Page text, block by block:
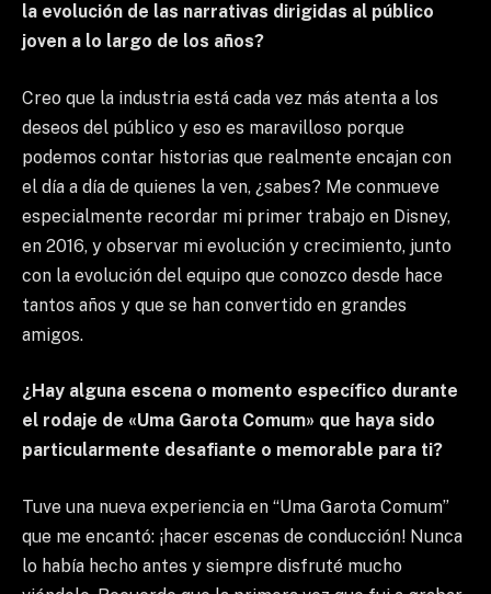
la evolución de las narrativas dirigidas al público
joven a lo largo de los años?
Creo que la industria está cada vez más atenta a los
deseos del público y eso es maravilloso porque
podemos contar historias que realmente encajan con
el día a día de quienes la ven, ¿sabes? Me conmueve
especialmente recordar mi primer trabajo en Disney,
en 2016, y observar mi evolución y crecimiento, junto
con la evolución del equipo que conozco desde hace
tantos años y que se han convertido en grandes
amigos.
¿Hay alguna escena o momento específico durante
el rodaje de «Uma Garota Comum» que haya sido
particularmente desafiante o memorable para ti?
Tuve una nueva experiencia en “Uma Garota Comum”
que me encantó: ¡hacer escenas de conducción! Nunca
lo había hecho antes y siempre disfruté mucho